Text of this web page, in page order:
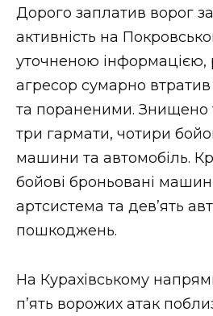
Дорого заплатив ворог
активність на
уточненою інформацією,
агресор сумарно втратив
та пораненими. Знищено
три гармати, чотири
машини та автомобіль.
бойові броньовані
артсистема та дев’ять
пошкоджень.
На Курахівському
п’ять ворожих атак